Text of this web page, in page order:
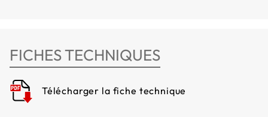
FICHES TECHNIQUES
Télécharger la fiche technique